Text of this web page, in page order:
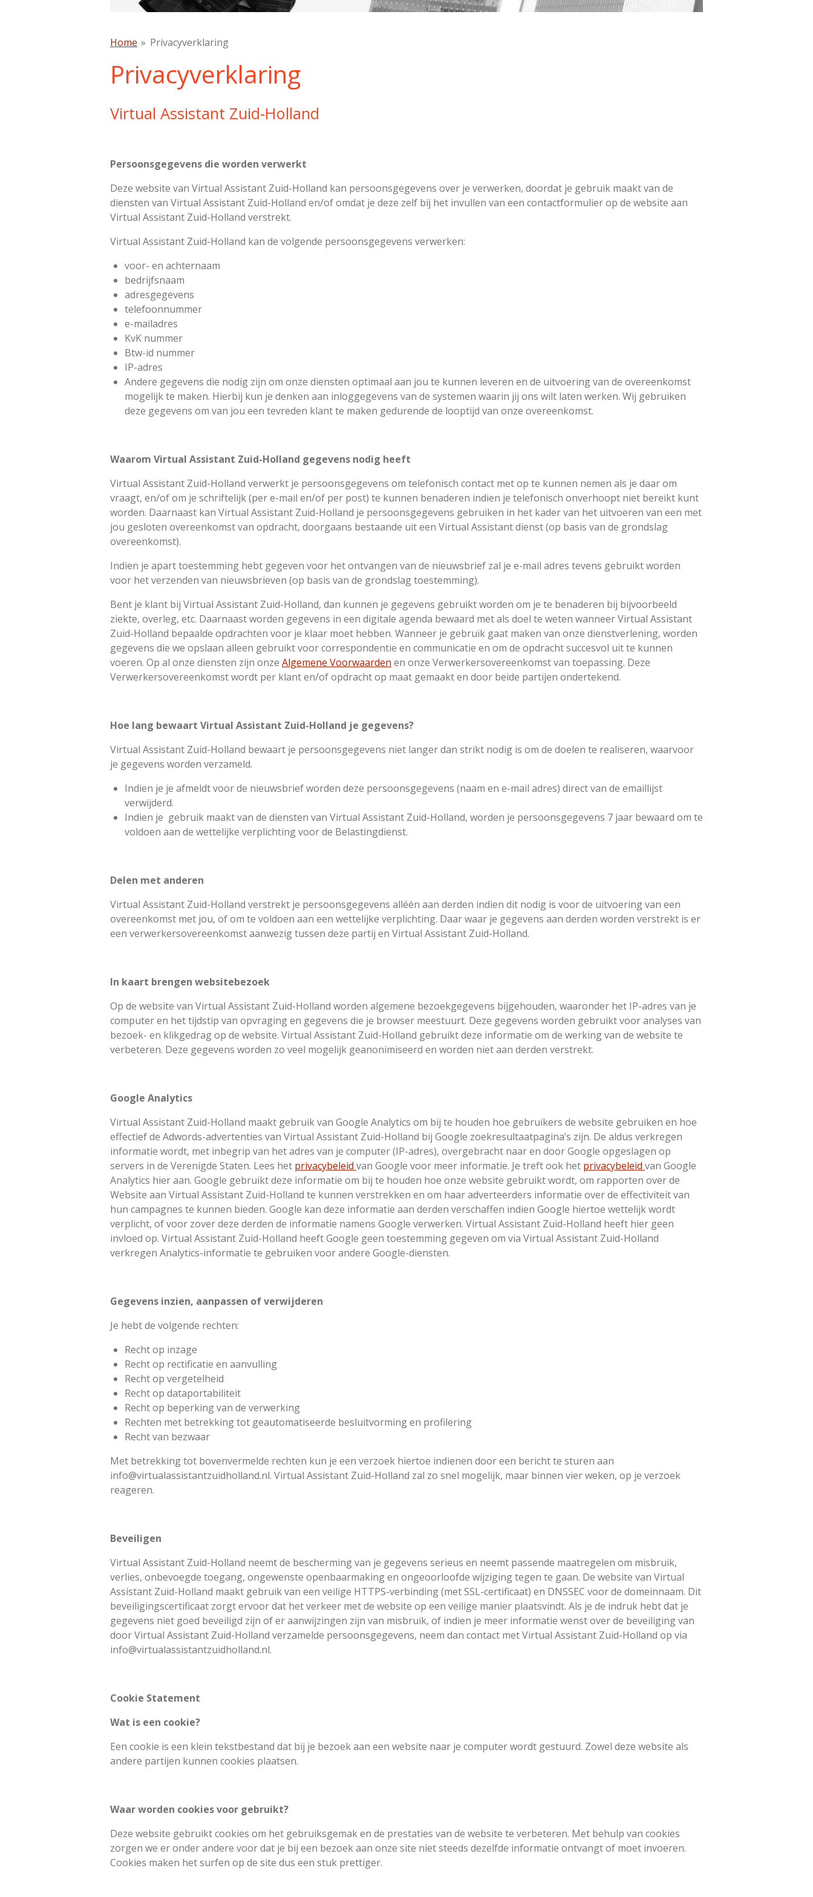
Home » Privacyverklaring
Privacyverklaring
Virtual Assistant Zuid-Holland
Persoonsgegevens die worden verwerkt
Deze website van Virtual Assistant Zuid-Holland kan persoonsgegevens over je verwerken, doordat je gebruik maakt van de
diensten van Virtual Assistant Zuid-Holland en/of omdat je deze zelf bij het invullen van een contactformulier op de website aan
Virtual Assistant Zuid-Holland verstrekt.
Virtual Assistant Zuid-Holland kan de volgende persoonsgegevens verwerken:
voor- en achternaam
bedrijfsnaam
adresgegevens
telefoonnummer
e-mailadres
KvK nummer
Btw-id nummer
IP-adres
Andere gegevens die nodig zijn om onze diensten optimaal aan jou te kunnen leveren en de uitvoering van de overeenkomst
mogelijk te maken. Hierbij kun je denken aan inloggegevens van de systemen waarin jij ons wilt laten werken. Wij gebruiken
deze gegevens om van jou een tevreden klant te maken gedurende de looptijd van onze overeenkomst.
Waarom Virtual Assistant Zuid-Holland gegevens nodig heeft
Virtual Assistant Zuid-Holland verwerkt je persoonsgegevens om telefonisch contact met op te kunnen nemen als je daar om
vraagt, en/of om je schriftelijk (per e-mail en/of per post) te kunnen benaderen indien je telefonisch onverhoopt niet bereikt kunt
worden. Daarnaast kan Virtual Assistant Zuid-Holland je persoonsgegevens gebruiken in het kader van het uitvoeren van een met
jou gesloten overeenkomst van opdracht, doorgaans bestaande uit een Virtual Assistant dienst (op basis van de grondslag
overeenkomst).
Indien je apart toestemming hebt gegeven voor het ontvangen van de nieuwsbrief zal je e-mail adres tevens gebruikt worden
voor het verzenden van nieuwsbrieven (op basis van de grondslag toestemming).
Bent je klant bij Virtual Assistant Zuid-Holland, dan kunnen je gegevens gebruikt worden om je te benaderen bij bijvoorbeeld
ziekte, overleg, etc. Daarnaast worden gegevens in een digitale agenda bewaard met als doel te weten wanneer Virtual Assistant
Zuid-Holland bepaalde opdrachten voor je klaar moet hebben. Wanneer je gebruik gaat maken van onze dienstverlening, worden
gegevens die we opslaan alleen gebruikt voor correspondentie en communicatie en om de opdracht succesvol uit te kunnen
voeren. Op al onze diensten zijn onze Algemene Voorwaarden en onze Verwerkersovereenkomst van toepassing. Deze
Verwerkersovereenkomst wordt per klant en/of opdracht op maat gemaakt en door beide partijen ondertekend.
Hoe lang bewaart Virtual Assistant Zuid-Holland je gegevens?
Virtual Assistant Zuid-Holland bewaart je persoonsgegevens niet langer dan strikt nodig is om de doelen te realiseren, waarvoor
je gegevens worden verzameld.
Indien je je afmeldt voor de nieuwsbrief worden deze persoonsgegevens (naam en e-mail adres) direct van de emaillijst
verwijderd.
Indien je gebruik maakt van de diensten van Virtual Assistant Zuid-Holland, worden je persoonsgegevens 7 jaar bewaard om te
voldoen aan de wettelijke verplichting voor de Belastingdienst.
Delen met anderen
Virtual Assistant Zuid-Holland verstrekt je persoonsgegevens alléén aan derden indien dit nodig is voor de uitvoering van een
overeenkomst met jou, of om te voldoen aan een wettelijke verplichting. Daar waar je gegevens aan derden worden verstrekt is er
een verwerkersovereenkomst aanwezig tussen deze partij en Virtual Assistant Zuid-Holland.
In kaart brengen websitebezoek
Op de website van Virtual Assistant Zuid-Holland worden algemene bezoekgegevens bijgehouden, waaronder het IP-adres van je
computer en het tijdstip van opvraging en gegevens die je browser meestuurt. Deze gegevens worden gebruikt voor analyses van
bezoek- en klikgedrag op de website. Virtual Assistant Zuid-Holland gebruikt deze informatie om de werking van de website te
verbeteren. Deze gegevens worden zo veel mogelijk geanonimiseerd en worden niet aan derden verstrekt.
Google Analytics
Virtual Assistant Zuid-Holland maakt gebruik van Google Analytics om bij te houden hoe gebruikers de website gebruiken en hoe
effectief de Adwords-advertenties van Virtual Assistant Zuid-Holland bij Google zoekresultaatpagina’s zijn. De aldus verkregen
informatie wordt, met inbegrip van het adres van je computer (IP-adres), overgebracht naar en door Google opgeslagen op
servers in de Verenigde Staten. Lees het privacybeleid van Google voor meer informatie. Je treft ook het privacybeleid van Google
Analytics hier aan. Google gebruikt deze informatie om bij te houden hoe onze website gebruikt wordt, om rapporten over de
Website aan Virtual Assistant Zuid-Holland te kunnen verstrekken en om haar adverteerders informatie over de effectiviteit van
hun campagnes te kunnen bieden. Google kan deze informatie aan derden verschaffen indien Google hiertoe wettelijk wordt
verplicht, of voor zover deze derden de informatie namens Google verwerken. Virtual Assistant Zuid-Holland heeft hier geen
invloed op. Virtual Assistant Zuid-Holland heeft Google geen toestemming gegeven om via Virtual Assistant Zuid-Holland
verkregen Analytics-informatie te gebruiken voor andere Google-diensten.
Gegevens inzien, aanpassen of verwijderen
Je hebt de volgende rechten:
Recht op inzage
Recht op rectificatie en aanvulling
Recht op vergetelheid
Recht op dataportabiliteit
Recht op beperking van de verwerking
Rechten met betrekking tot geautomatiseerde besluitvorming en profilering
Recht van bezwaar
Met betrekking tot bovenvermelde rechten kun je een verzoek hiertoe indienen door een bericht te sturen aan
info@virtualassistantzuidholland.nl. Virtual Assistant Zuid-Holland zal zo snel mogelijk, maar binnen vier weken, op je verzoek
reageren.
Beveiligen
Virtual Assistant Zuid-Holland neemt de bescherming van je gegevens serieus en neemt passende maatregelen om misbruik,
verlies, onbevoegde toegang, ongewenste openbaarmaking en ongeoorloofde wijziging tegen te gaan. De website van Virtual
Assistant Zuid-Holland maakt gebruik van een veilige HTTPS-verbinding (met SSL-certificaat) en DNSSEC voor de domeinnaam. Dit
beveiligingscertificaat zorgt ervoor dat het verkeer met de website op een veilige manier plaatsvindt. Als je de indruk hebt dat je
gegevens niet goed beveiligd zijn of er aanwijzingen zijn van misbruik, of indien je meer informatie wenst over de beveiliging van
door Virtual Assistant Zuid-Holland verzamelde persoonsgegevens, neem dan contact met Virtual Assistant Zuid-Holland op via
info@virtualassistantzuidholland.nl.
Cookie Statement
Wat is een cookie?
Een cookie is een klein tekstbestand dat bij je bezoek aan een website naar je computer wordt gestuurd. Zowel deze website als
andere partijen kunnen cookies plaatsen.
Waar worden cookies voor gebruikt?
Deze website gebruikt cookies om het gebruiksgemak en de prestaties van de website te verbeteren. Met behulp van cookies
zorgen we er onder andere voor dat je bij een bezoek aan onze site niet steeds dezelfde informatie ontvangt of moet invoeren.
Cookies maken het surfen op de site dus een stuk prettiger.